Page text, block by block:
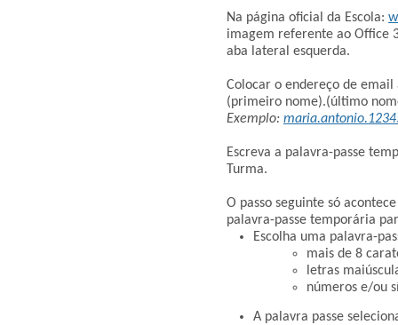
Na página oficial da Escola:
imagem referente ao Office
aba lateral esquerda.
Colocar o endereço de
(primeiro nome).(último
Exemplo:
Escreva a palavra-passe
Turma.
O passo seguinte só
palavra-passe temporária
Escolha uma palavra-
mais de 8
letras
números e/ou
A palavra passe